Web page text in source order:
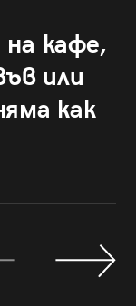
кафе,
или
как